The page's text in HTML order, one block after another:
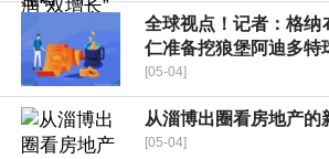
全球视点！记者：格纳
仁准备挖狼堡阿迪多特
[05-04]
从淄博出圈看房地产的
[05-04]